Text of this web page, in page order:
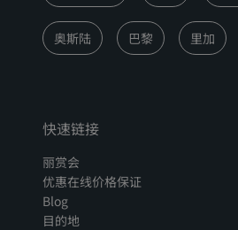
奥斯陆 巴黎 里加
快速链接
丽赏会
优惠在线价格保证
Blog
目的地